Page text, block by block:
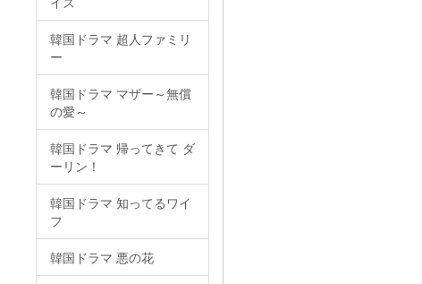
韓国ドラマ 超人ファミリ
ー
韓国ドラマ マザー～無償
の愛～
韓国ドラマ 帰ってきて ダ
ーリン！
韓国ドラマ 知ってるワイ
フ
韓国ドラマ 悪の花